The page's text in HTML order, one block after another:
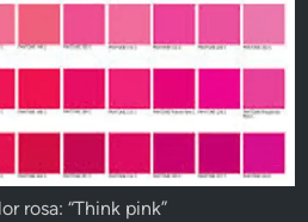
rosa: “Think pink”